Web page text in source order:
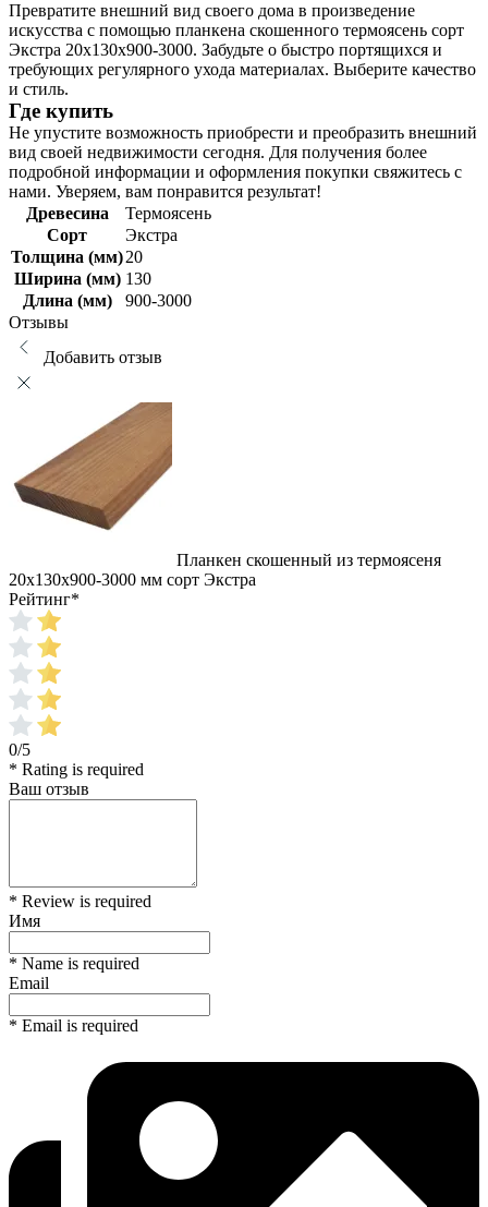
Превратите внешний вид своего дома в произведение
искусства с помощью планкена скошенного термоясень сорт
Экстра 20х130х900-3000. Забудьте о быстро портящихся и
требующих регулярного ухода материалах. Выберите качество
и стиль.
Где купить
Не упустите возможность приобрести и преобразить внешний
вид своей недвижимости сегодня. Для получения более
подробной информации и оформления покупки свяжитесь с
нами. Уверяем, вам понравится результат!
Древесина
Термоясень
Сорт
Экстра
Толщина (мм)20
Ширина (мм) 130
Длина (мм)
900-3000
Отзывы
Добавить отзыв
Планкен скошенный из термоясеня
20х130х900-3000 мм сорт Экстра
Рейтинг*
0/5
* Rating is required
Ваш отзыв
* Review is required
Имя
* Name is required
Email
* Email is required